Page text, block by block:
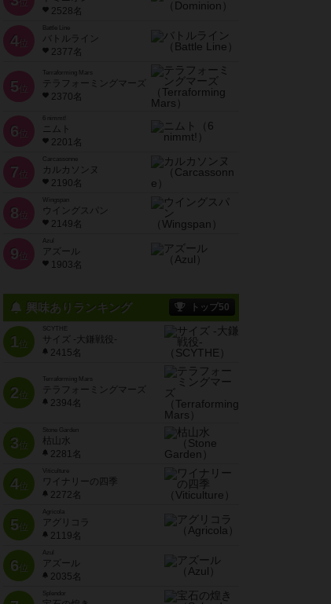
位
2528名
4位
Battle Line
バトルライン
2377名
5 位
Terraforming Mars
テラフォーミングマーズ
2370名
6 位
ニムト
2201名
7 位
Carcassonne
カルカソンヌ
2190名
8 位
Wingspan
ウイングスパン
2149名
9 位
Azul
アズール
1903名
興味ありランキング トップ50
1位
SCYTHE
サイズ -大鎌戦役-
2415名
2位
Terraforming Mars
テラフォーミングマーズ
2394名
3位
Stone Garden
枯山水
2281名
4位
Viticulture
ワイナリーの四季
2272名
5位
Agricola
アグリコラ
2119名
6位
Azul
アズール
2035名